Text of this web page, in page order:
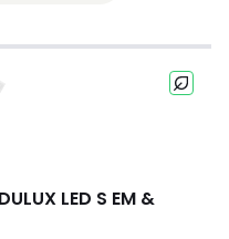
LED S EM &